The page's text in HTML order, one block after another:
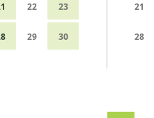
22 23
29 30
21
28